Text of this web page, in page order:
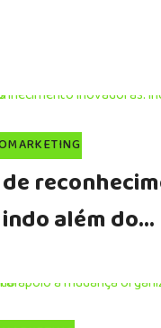
além do